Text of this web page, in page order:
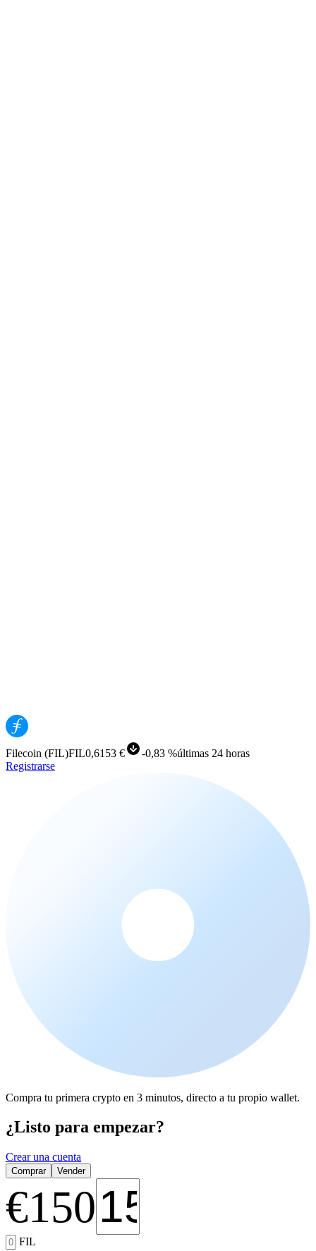
Filecoin (FIL)FIL0,6153 € -0,83 %últimas 24 horas
Registrarse
Compra tu primera crypto en 3 minutos, directo a tu propio wallet.
¿Listo para empezar?
Crear una cuenta
Comprar Vender
€150
FIL